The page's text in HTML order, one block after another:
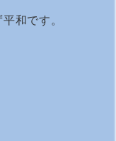
和です。